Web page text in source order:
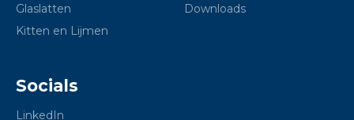
Glaslatten
Kitten en Lijmen
Downloads
Socials
LinkedIn